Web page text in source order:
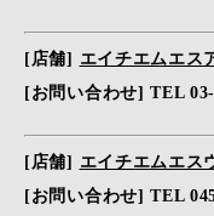
[店舗] エイチエムエス
[お問い合わせ] TEL
[店舗] エイチエムエス
[お問い合わせ] TEL